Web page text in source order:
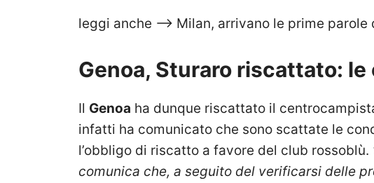
leggi anche —> Milan, arrivano le prime parole
Genoa, Sturaro riscattato:
Il Genoa ha dunque riscattato il
infatti ha comunicato che sono scattate le
l’obbligo di riscatto a favore del club rossoblù.
comunica che, a seguito del verificarsi delle